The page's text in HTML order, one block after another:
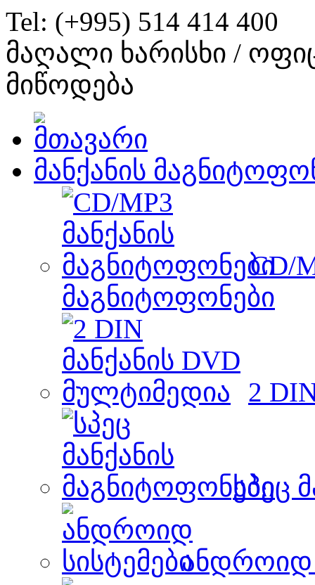
Tel: (+995) 514 414 400
მაღალი ხარისხი /
მიწოდება
მანქანის
CD/
მაგნიტოფონები
2
სპეც
ანდროიდ